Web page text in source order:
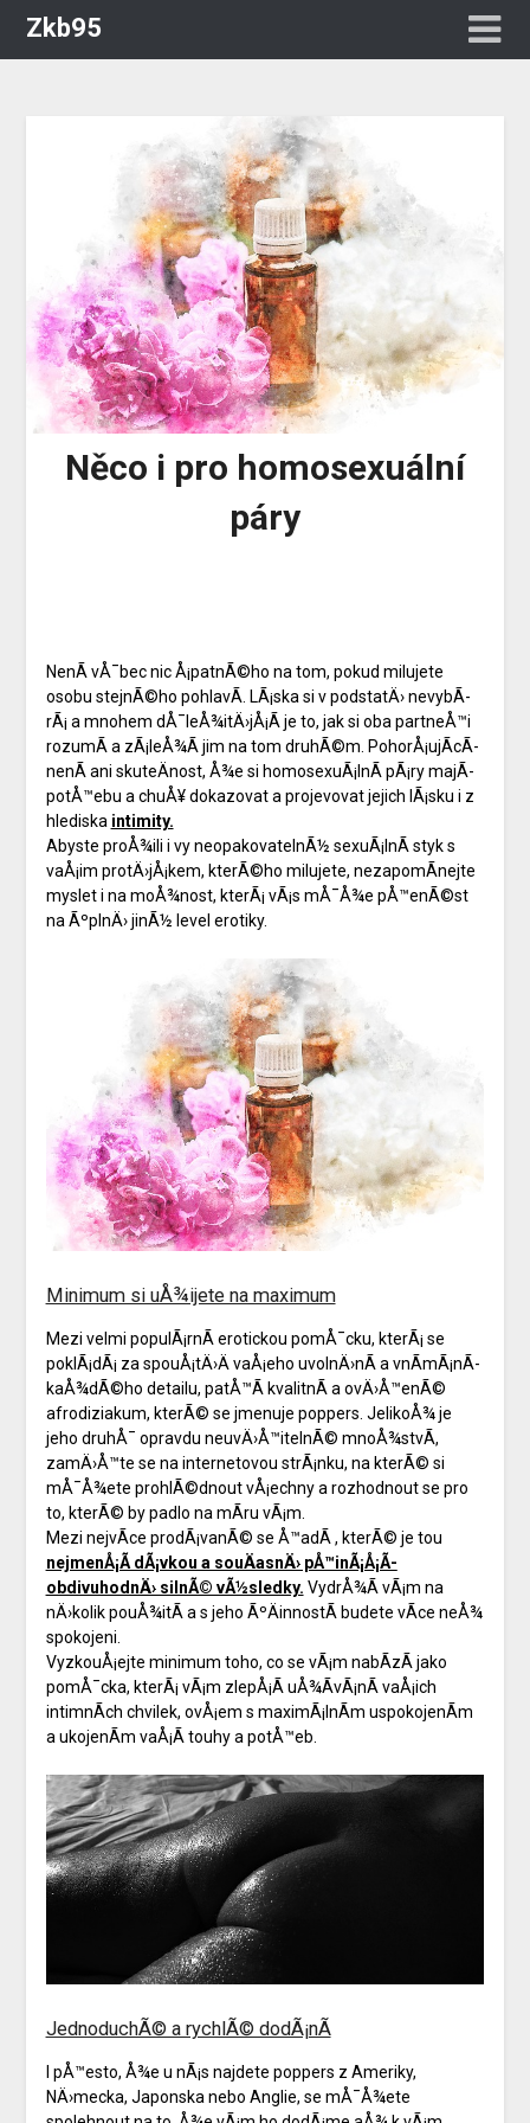
Zkb95
Něco i pro homosexuální
páry
NenÃ­ vÅ¯bec nic Å¡patnÃ©ho na tom, pokud milujete
osobu stejnÃ©ho pohlavÃ­. LÃ¡ska si v podstatÄ› nevybÃ­
rÃ¡ a mnohem dÅ¯leÅ¾itÄ›jÅ¡Ã­ je to, jak si oba partneÅ™i
rozumÃ­ a zÃ¡leÅ¾Ã­ jim na tom druhÃ©m. PohorÅ¡ujÃ­cÃ­
nenÃ­ ani skuteÄnost, Å¾e si homosexuÃ¡lnÃ­ pÃ¡ry majÃ­
potÅ™ebu a chuÅ¥ dokazovat a projevovat jejich lÃ¡sku i z
hlediska intimity.
Abyste proÅ¾ili i vy neopakovatelnÃ½ sexuÃ¡lnÃ­ styk s
vaÅ¡im protÄ›jÅ¡kem, kterÃ©ho milujete, nezapomÃ­nejte
myslet i na moÅ¾nost, kterÃ¡ vÃ¡s mÅ¯Å¾e pÅ™enÃ©st
na ÃºplnÄ› jinÃ½ level erotiky.
Minimum si uÅ¾ijete na maximum
Mezi velmi populÃ¡rnÃ­ erotickou pomÅ¯cku, kterÃ¡ se
poklÃ¡dÃ¡ za spouÅ¡tÄ›Ä vaÅ¡eho uvolnÄ›nÃ­ a vnÃ­mÃ¡nÃ­
kaÅ¾dÃ©ho detailu, patÅ™Ã­ kvalitnÃ­ a ovÄ›Å™enÃ©
afrodiziakum, kterÃ© se jmenuje poppers. JelikoÅ¾ je
jeho druhÅ¯ opravdu neuvÄ›Å™itelnÃ© mnoÅ¾stvÃ­,
zamÄ›Å™te se na internetovou strÃ¡nku, na kterÃ© si
mÅ¯Å¾ete prohlÃ©dnout vÅ¡echny a rozhodnout se pro
to, kterÃ© by padlo na mÃ­ru vÃ¡m.
Mezi nejvÃ­ce prodÃ¡vanÃ© se Å™adÃ­, kterÃ© je tou
nejmenÅ¡Ã­ dÃ¡vkou a souÄasnÄ› pÅ™inÃ¡Å¡Ã­
obdivuhodnÄ› silnÃ© vÃ½sledky. VydrÅ¾Ã­ vÃ¡m na
nÄ›kolik pouÅ¾itÃ­ a s jeho ÃºÄinnostÃ­ budete vÃ­ce neÅ¾
spokojeni.
VyzkouÅ¡ejte minimum toho, co se vÃ¡m nabÃ­zÃ­ jako
pomÅ¯cka, kterÃ¡ vÃ¡m zlepÅ¡Ã­ uÅ¾Ã­vÃ¡nÃ­ vaÅ¡ich
intimnÃ­ch chvilek, ovÅ¡em s maximÃ¡lnÃ­m uspokojenÃ­m
a ukojenÃ­m vaÅ¡Ã­ touhy a potÅ™eb.
JednoduchÃ© a rychlÃ© dodÃ¡nÃ­
I pÅ™esto, Å¾e u nÃ¡s najdete poppers z Ameriky,
NÄ›mecka, Japonska nebo Anglie, se mÅ¯Å¾ete